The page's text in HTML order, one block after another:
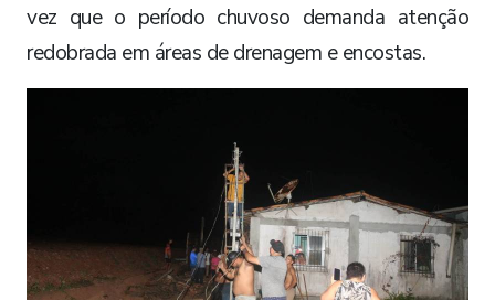
vez que o período chuvoso demanda atenção
redobrada em áreas de drenagem e encostas.